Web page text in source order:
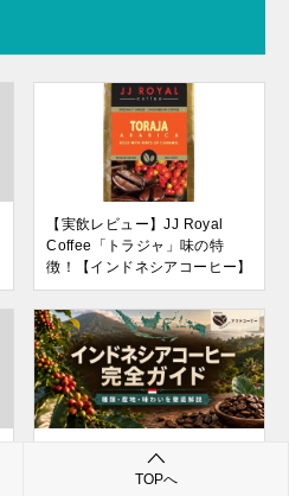
【実飲レビュー】JJ Royal
Coffee「トラジャ」味の特
徴！【インドネシアコーヒー】
【インドネシアコーヒーと
は？】味の特徴・種類・産地・
TOPへ